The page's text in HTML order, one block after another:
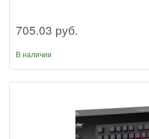
705.03 руб.
В наличии